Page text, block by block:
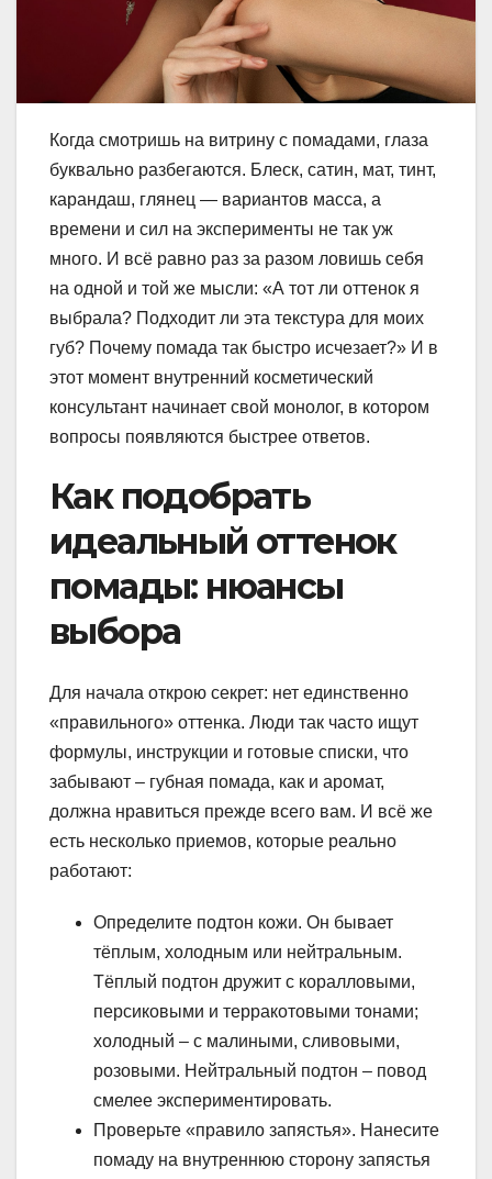
Когда смотришь на витрину с помадами, глаза
буквально разбегаются. Блеск, сатин, мат, тинт,
карандаш, глянец ― вариантов масса, а
времени и сил на эксперименты не так уж
много. И всё равно раз за разом ловишь себя
на одной и той же мысли: «А тот ли оттенок я
выбрала? Подходит ли эта текстура для моих
губ? Почему помада так быстро исчезает?» И в
этот момент внутренний косметический
консультант начинает свой монолог, в котором
вопросы появляются быстрее ответов.
Как подобрать
идеальный оттенок
помады: нюансы
выбора
Для начала открою секрет: нет единственно
«правильного» оттенка. Люди так часто ищут
формулы, инструкции и готовые списки, что
забывают – губная помада, как и аромат,
должна нравиться прежде всего вам. И всё же
есть несколько приемов, которые реально
работают:
Определите подтон кожи. Он бывает
тёплым, холодным или нейтральным.
Тёплый подтон дружит с коралловыми,
персиковыми и терракотовыми тонами;
холодный – с малиными, сливовыми,
розовыми. Нейтральный подтон – повод
смелее экспериментировать.
Проверьте «правило запястья». Нанесите
помаду на внутреннюю сторону запястья